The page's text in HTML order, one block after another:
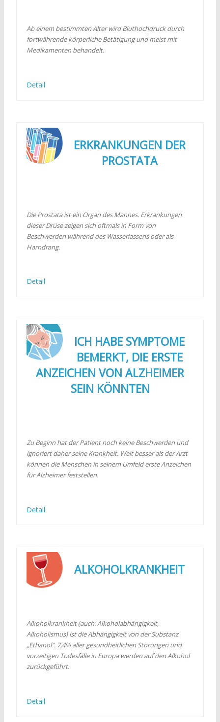
Ab einem bestimmten Alter wird Bluthochdruck durch
fortwährende körperliche Betätigung und meist mit
Medikamenten behandelt.
Detail
ERKRANKUNGEN DER
PROSTATA
Die Prostata ist ein Organ des Mannes. Erkrankungen
dieser Drüse zeigen sich oftmals in Form von
Beschwerden während des Wasserlassens oder als
Harndrang.
Detail
ICH HABE SYMPTOME
BEMERKT, DIE ERSTE
ANZEICHEN VON ALZHEIMER
SEIN KÖNNTEN
Zu Beginn hat der Patient noch keine Beschwerden und
ignoriert daher seine Krankheit. Weit besser als der Arzt
können die Menschen in seinem Umfeld erste Anzeichen
für Alzheimer feststellen.
Detail
ALKOHOLKRANKHEIT
Alkoholkrankheit (auch: Alkoholabhängigkeit,
Alkoholismus) ist die Abhängigkeit von der Substanz
„Ethanol“. 7,4% aller gesundheitlichen Störungen und
vorzeitigen Todesfälle in Europa werden auf den Alkohol
zurückgeführt.
Detail